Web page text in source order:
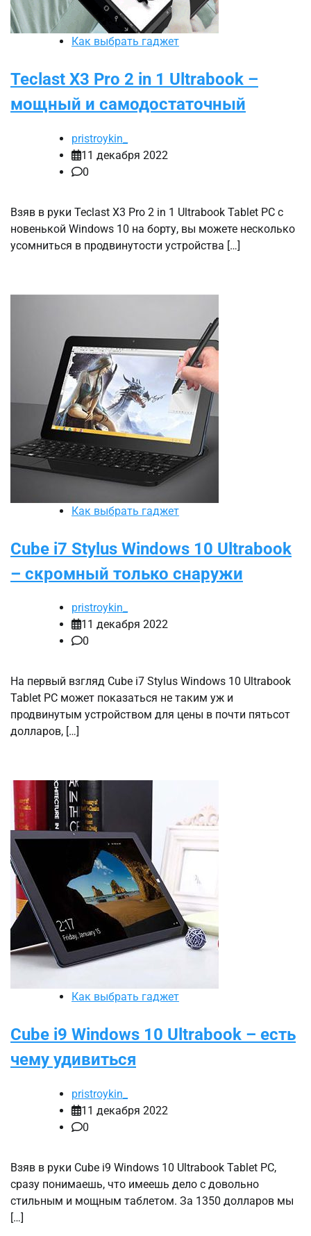
Как выбрать гаджет
Teclast X3 Pro 2 in 1 Ultrabook –
мощный и самодостаточный
pristroykin_
11 декабря 2022
0
Взяв в руки Teclast X3 Pro 2 in 1 Ultrabook Tablet PC с
новенькой Windows 10 на борту, вы можете несколько
усомниться в продвинутости устройства […]
Как выбрать гаджет
Cube i7 Stylus Windows 10 Ultrabook
– скромный только снаружи
pristroykin_
11 декабря 2022
0
На первый взгляд Cube i7 Stylus Windows 10 Ultrabook
Tablet PC может показаться не таким уж и
продвинутым устройством для цены в почти пятьсот
долларов, […]
Как выбрать гаджет
Cube i9 Windows 10 Ultrabook – есть
чему удивиться
pristroykin_
11 декабря 2022
0
Взяв в руки Cube i9 Windows 10 Ultrabook Tablet PC,
сразу понимаешь, что имеешь дело с довольно
стильным и мощным таблетом. За 1350 долларов мы
[…]